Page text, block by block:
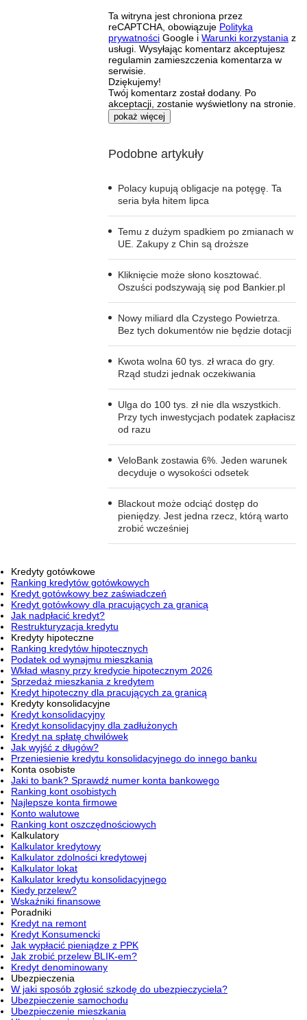
Ta witryna jest chroniona przez
reCAPTCHA, obowiązuje Polityka
prywatności Google i Warunki korzystania z
usługi. Wysyłając komentarz akceptujesz
regulamin zamieszczenia komentarza w
serwisie.
Dziękujemy!
Twój komentarz został dodany. Po
akceptacji, zostanie wyświetlony na stronie.
pokaż więcej
Podobne artykuły
Polacy kupują obligacje na potęgę. Ta
seria była hitem lipca
Temu z dużym spadkiem po zmianach w
UE. Zakupy z Chin są droższe
Kliknięcie może słono kosztować.
Oszuści podszywają się pod Bankier.pl
Nowy miliard dla Czystego Powietrza.
Bez tych dokumentów nie będzie dotacji
Kwota wolna 60 tys. zł wraca do gry.
Rząd studzi jednak oczekiwania
Ulga do 100 tys. zł nie dla wszystkich.
Przy tych inwestycjach podatek zapłacisz
od razu
VeloBank zostawia 6%. Jeden warunek
decyduje o wysokości odsetek
Blackout może odciąć dostęp do
pieniędzy. Jest jedna rzecz, którą warto
zrobić wcześniej
Kredyty gotówkowe
Ranking kredytów gotówkowych
Kredyt gotówkowy bez zaświadczeń
Kredyt gotówkowy dla pracujących za granicą
Jak nadpłacić kredyt?
Restrukturyzacja kredytu
Kredyty hipoteczne
Ranking kredytów hipotecznych
Podatek od wynajmu mieszkania
Wkład własny przy kredycie hipotecznym 2026
Sprzedaż mieszkania z kredytem
Kredyt hipoteczny dla pracujących za granicą
Kredyty konsolidacyjne
Kredyt konsolidacyjny
Kredyt konsolidacyjny dla zadłużonych
Kredyt na spłatę chwilówek
Jak wyjść z długów?
Przeniesienie kredytu konsolidacyjnego do innego banku
Konta osobiste
Jaki to bank? Sprawdź numer konta bankowego
Ranking kont osobistych
Najlepsze konta firmowe
Konto walutowe
Ranking kont oszczędnościowych
Kalkulatory
Kalkulator kredytowy
Kalkulator zdolności kredytowej
Kalkulator lokat
Kalkulator kredytu konsolidacyjnego
Kiedy przelew?
Wskaźniki finansowe
Poradniki
Kredyt na remont
Kredyt Konsumencki
Jak wypłacić pieniądze z PPK
Jak zrobić przelew BLIK-em?
Kredyt denominowany
Ubezpieczenia
W jaki sposób zgłosić szkodę do ubezpieczyciela?
Ubezpieczenie samochodu
Ubezpieczenie mieszkania